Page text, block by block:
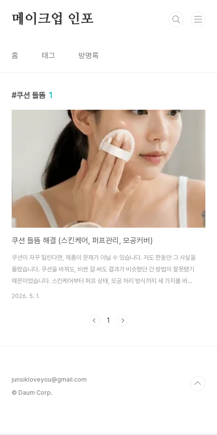
메이크업 인포
홈 태그 방명록
쿠션 들뜸 1
쿠션 들뜸 해결 (스킨케어, 퍼프관리, 모공커버)
쿠션이 자꾸 밀린다면, 제품이 문제가 아닐 수 있습니다. 저도 한동안 그 사실을
몰랐습니다. 쿠션을 바꿔도, 비싼 걸 써도 결과가 비슷했던 건 방법이 잘못됐기
때문이었습니다. 스킨케어부터 퍼프 상태, 모공 처리 방식까지 세 가지를 바꾸
고 나서야 쿠션이 제대로 먹히기 시작했습니다. 스킨케어 단계가 쿠션 밀림을
다. 저도 그랬습니다. 그런데 실제로는 쿠션을 올리기 전 피부 상태가 결과를 거
2026. 5. 1.
1
junsikloveyou@gmail.com
© Daum Corp.